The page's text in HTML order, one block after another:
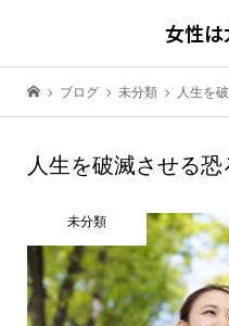
女性
ブログ 未分類 人生を
人生を破滅させる
未分類